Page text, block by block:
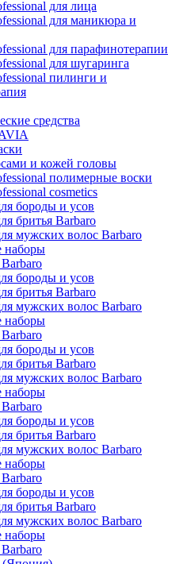
для лица
для маникюра и
для парафинотерапии
для шугаринга
пилинги и
средства
и кожей головы
полимерные воски
cosmetics
бороды и усов
бритья Barbaro
мужских волос Barbaro
наборы
бороды и усов
бритья Barbaro
мужских волос Barbaro
наборы
бороды и усов
бритья Barbaro
мужских волос Barbaro
наборы
бороды и усов
бритья Barbaro
мужских волос Barbaro
наборы
бороды и усов
бритья Barbaro
мужских волос Barbaro
наборы